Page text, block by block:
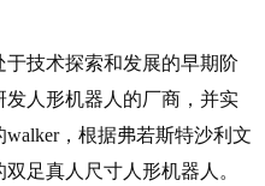
技术探索和发展的早期阶
人形机器人的厂商，并实
，根据弗若斯特沙利文
足真人尺寸人形机器人。